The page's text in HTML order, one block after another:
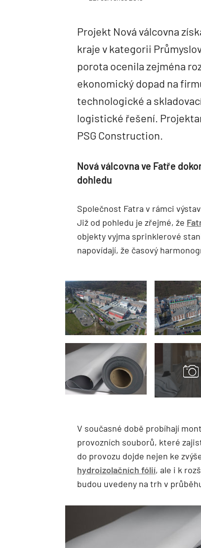
Projekt Nová válcovna
kraje v kategorii
porota ocenila zejména
ekonomický dopad na
technologické a
logistické řešení.
PSG Construction.
Nová válcovna ve Fatře
dohledu
Společnost Fatra v rámci
Již od pohledu je zřejmé, že
objekty vyjma sprinklerové
napovídají, že časový
V současné době probíhají
provozních souborů, které
do provozu dojde nejen ke
hydroizolačních fólií, ale i k
budou uvedeny na trh v